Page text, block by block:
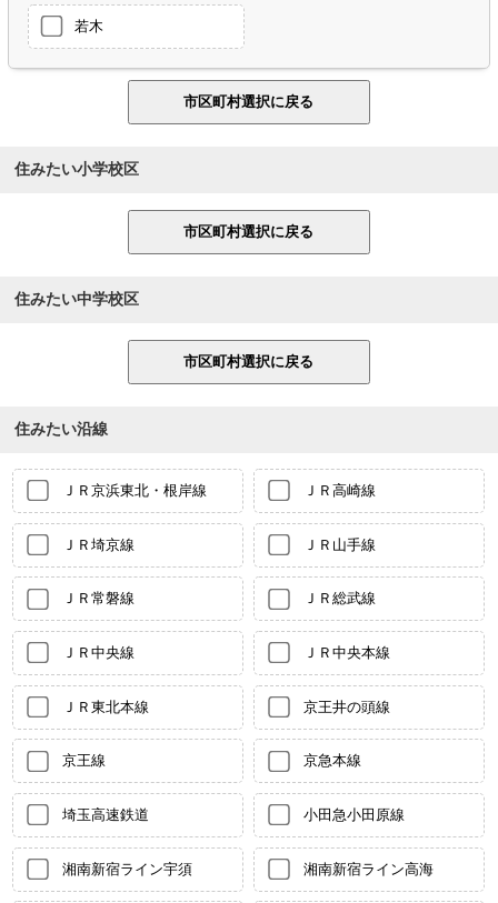
若木
住みたい小学校区
住みたい中学校区
住みたい沿線
ＪＲ京浜東北・根岸線 ＪＲ高崎線
ＪＲ埼京線 ＪＲ山手線
ＪＲ常磐線 ＪＲ総武線
ＪＲ中央線 ＪＲ中央本線
ＪＲ東北本線 京王井の頭線
京王線 京急本線
埼玉高速鉄道 小田急小田原線
湘南新宿ライン宇須 湘南新宿ライン高海